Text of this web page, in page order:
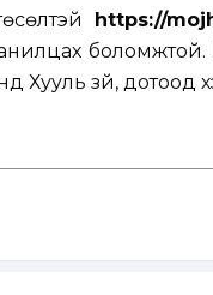
https://
Хууль зүй,